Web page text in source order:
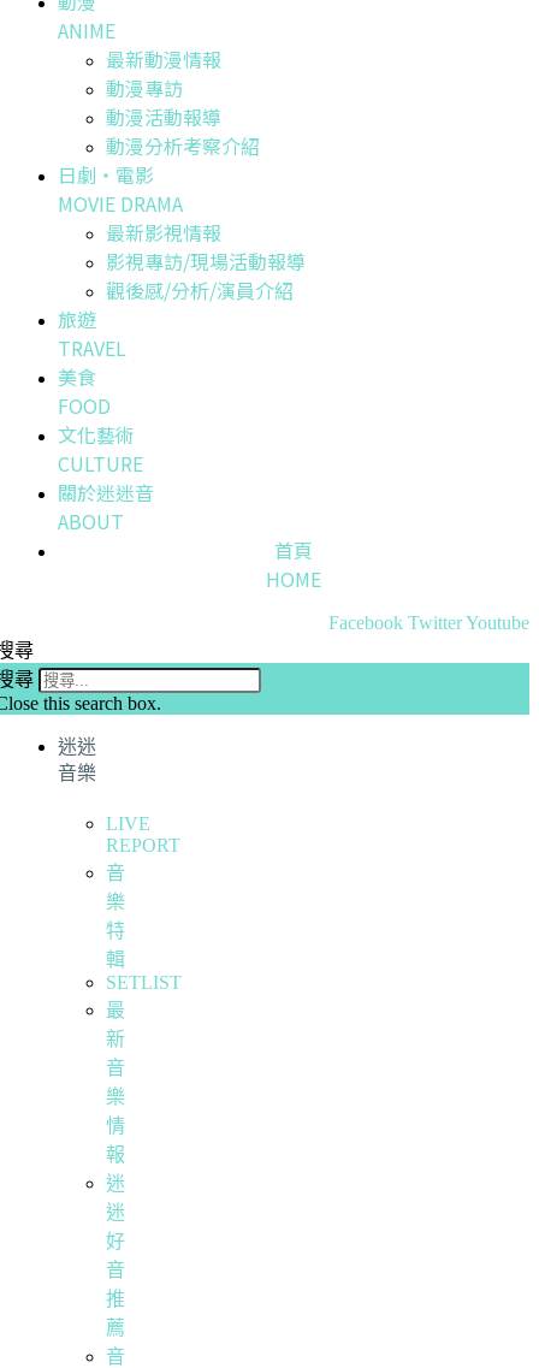
ANIME
最新動漫情報
動漫專訪
動漫活動報導
動漫分析考察介紹
日劇・電影
MOVIE DRAMA
最新影視情報
影視專訪/現場活動報導
觀後感/分析/演員介紹
旅遊
TRAVEL
美食
FOOD
文化藝術
CULTURE
關於迷迷音
ABOUT
首頁
HOME
Facebook TwitterYoutube
尋
尋
this search box.
迷迷
音樂
LIVE
REPORT
音
樂
特
輯
SETLIST
最
新
音
樂
情
報
迷
迷
好
音
推
薦
音